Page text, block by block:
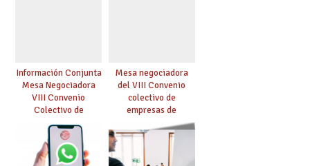
Información Conjunta
Mesa Negociadora
VIII Convenio
Colectivo de
Enseñanza
Concertada
Mesa negociadora
del VIII Convenio
colectivo de
empresas de
enseñanza privada
sostenidas total o
parcialmente con
fondos públicos